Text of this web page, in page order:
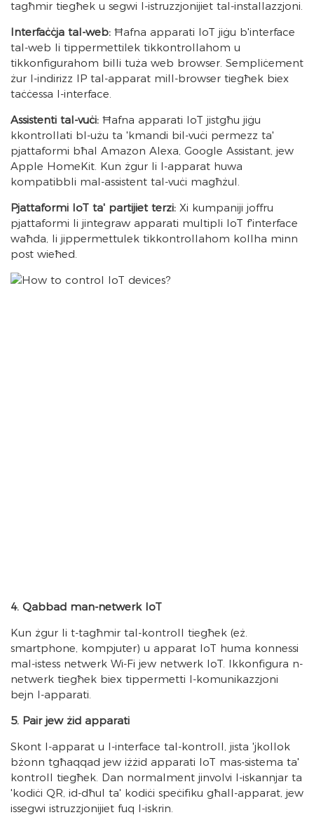
tagħmir tiegħek u segwi l-istruzzjonijiet tal-installazzjoni.
Interfaċċja tal-web: Ħafna apparati IoT jiġu b'interface
tal-web li tippermettilek tikkontrollahom u
tikkonfigurahom billi tuża web browser. Sempliċement
żur l-indirizz IP tal-apparat mill-browser tiegħek biex
taċċessa l-interface.
Assistenti tal-vuċi: Ħafna apparati IoT jistgħu jiġu
kkontrollati bl-użu ta 'kmandi bil-vuċi permezz ta'
pjattaformi bħal Amazon Alexa, Google Assistant, jew
Apple HomeKit. Kun żgur li l-apparat huwa
kompatibbli mal-assistent tal-vuċi magħżul.
Pjattaformi IoT ta' partijiet terzi: Xi kumpaniji joffru
pjattaformi li jintegraw apparati multipli IoT f'interface
waħda, li jippermettulek tikkontrollahom kollha minn
post wieħed.
4. Qabbad man-netwerk IoT
Kun żgur li t-tagħmir tal-kontroll tiegħek (eż.
smartphone, kompjuter) u apparat IoT huma konnessi
mal-istess netwerk Wi-Fi jew netwerk IoT. Ikkonfigura n-
netwerk tiegħek biex tippermetti l-komunikazzjoni
bejn l-apparati.
5. Pair jew żid apparati
Skont l-apparat u l-interface tal-kontroll, jista 'jkollok
bżonn tgħaqqad jew iżżid apparati IoT mas-sistema ta'
kontroll tiegħek. Dan normalment jinvolvi l-iskannjar ta
'kodiċi QR, id-dħul ta' kodiċi speċifiku għall-apparat, jew
issegwi istruzzjonijiet fuq l-iskrin.